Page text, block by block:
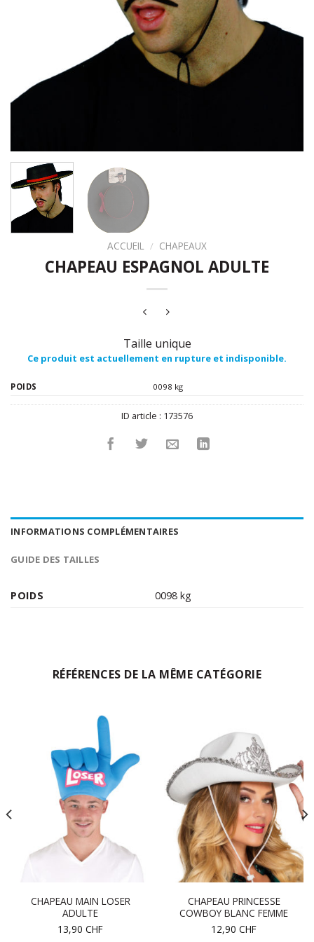
ACCUEIL / CHAPEAUX
CHAPEAU ESPAGNOL ADULTE
Taille unique
Ce produit est actuellement en rupture et indisponible.
POIDS 0098 kg
ID article : 173576
INFORMATIONS COMPLÉMENTAIRES
GUIDE DES TAILLES
POIDS 0098 kg
RÉFÉRENCES DE LA MÊME CATÉGORIE
CHAPEAU MAIN LOSER
ADULTE
13,90 CHF
CHAPEAU PRINCESSE
COWBOY BLANC FEMME
12,90 CHF